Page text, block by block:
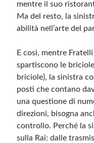
mentre il suo
Ma del resto, la
abilità nell’arte del
E così, mentre Fratelli
spartiscono le
briciole), la sinistra
posti che contano
una questione di
direzioni, bisogna
controllo. Perché la
sulla Rai: dalle